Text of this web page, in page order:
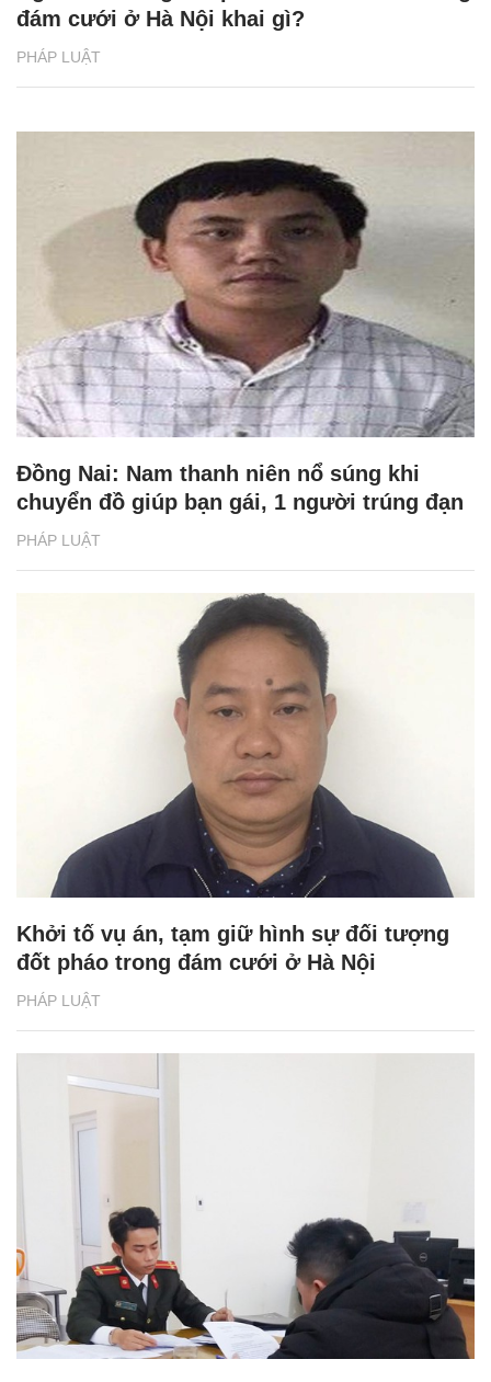
PHÁP LUẬT
đám cưới ở Hà Nội khai gì?
PHÁP LUẬT
Đồng Nai: Nam thanh niên nổ súng khi
chuyển đồ giúp bạn gái, 1 người trúng đạn
PHÁP LUẬT
Khởi tố vụ án, tạm giữ hình sự đối tượng
đốt pháo trong đám cưới ở Hà Nội